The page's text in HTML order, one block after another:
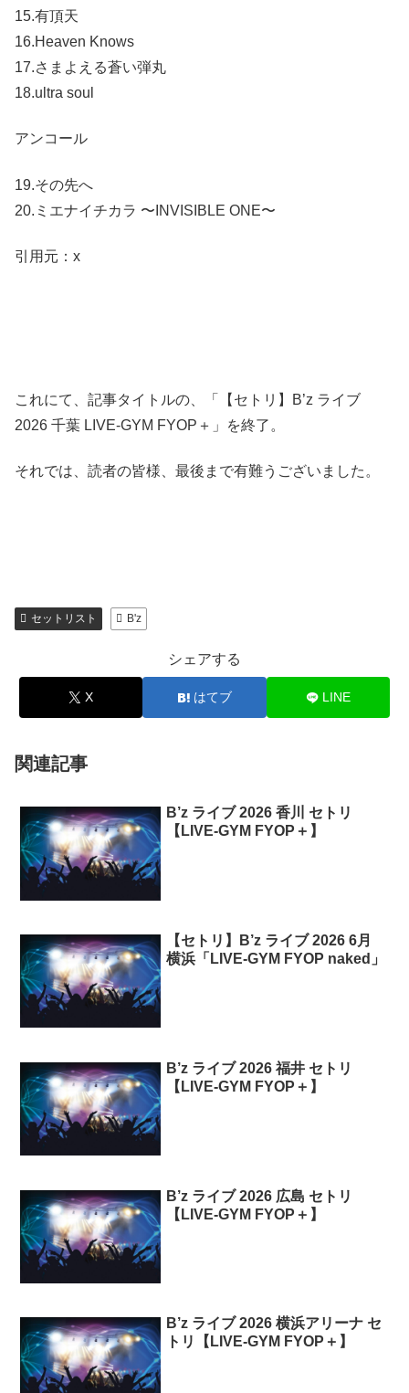
15.有頂天
16.Heaven Knows
17.さまよえる蒼い弾丸
18.ultra soul
アンコール
19.その先へ
20.ミエナイチカラ 〜INVISIBLE ONE〜
引用元：x
これにて、記事タイトルの、「【セトリ】B’z ライブ
2026 千葉 LIVE-GYM FYOP＋」を終了。
それでは、読者の皆様、最後まで有難うございました。
セットリスト B'z
シェアする
X はてブ LINE
関連記事
B’z ライブ 2026 香川 セトリ
【LIVE-GYM FYOP＋】
【セトリ】B’z ライブ 2026 6月
横浜「LIVE-GYM FYOP naked」
B’z ライブ 2026 福井 セトリ
【LIVE-GYM FYOP＋】
B’z ライブ 2026 広島 セトリ
【LIVE-GYM FYOP＋】
B’z ライブ 2026 横浜アリーナ セ
トリ【LIVE-GYM FYOP＋】